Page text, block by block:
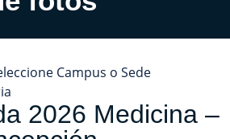
Campus o Sede
2026 Medicina –